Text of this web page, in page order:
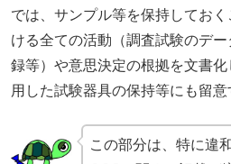
では、サンプル等を保持してお
ける全ての活動（調査試験のデ
録等）や意思決定の根拠を文書
用した試験器具の保持等にも留意
この部分は、特に違